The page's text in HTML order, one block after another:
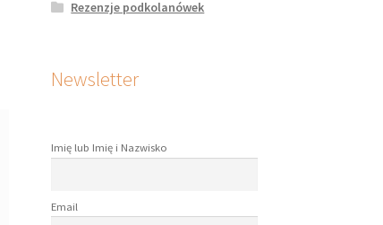
Rezenzje podkolanówek
Newsletter
Imię lub Imię i Nazwisko
Email